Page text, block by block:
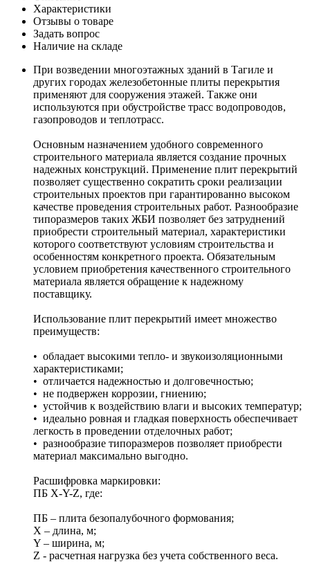
Характеристики
Отзывы о товаре
Задать вопрос
Наличие на складе
При возведении многоэтажных зданий в Тагиле и
других городах железобетонные плиты перекрытия
применяют для сооружения этажей. Также они
используются при обустройстве трасс водопроводов,
газопроводов и теплотрасс.
Основным назначением удобного современного
строительного материала является создание прочных
надежных конструкций. Применение плит перекрытий
позволяет существенно сократить сроки реализации
строительных проектов при гарантированно высоком
качестве проведения строительных работ. Разнообразие
типоразмеров таких ЖБИ позволяет без затруднений
приобрести строительный материал, характеристики
которого соответствуют условиям строительства и
особенностям конкретного проекта. Обязательным
условием приобретения качественного строительного
материала является обращение к надежному
поставщику.
Использование плит перекрытий имеет множество
преимуществ:
• обладает высокими тепло- и звукоизоляционными
характеристиками;
• отличается надежностью и долговечностью;
• не подвержен коррозии, гниению;
• устойчив к воздействию влаги и высоких температур;
• идеально ровная и гладкая поверхность обеспечивает
легкость в проведении отделочных работ;
• разнообразие типоразмеров позволяет приобрести
материал максимально выгодно.
Расшифровка маркировки:
ПБ X-Y-Z, где:
ПБ – плита безопалубочного формования;
X – длина, м;
Y – ширина, м;
Z - расчетная нагрузка без учета собственного веса.